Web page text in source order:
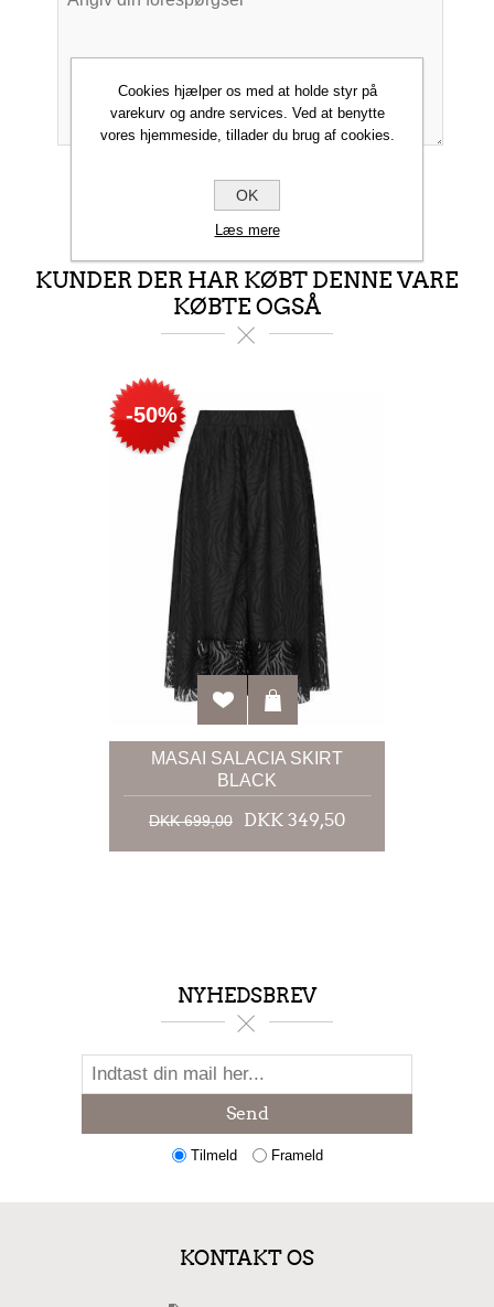
INDSEND
KUNDER DER HAR KØBT DENNE VARE
KØBTE OGSÅ
-50%
MASAI SALACIA SKIRT
BLACK
DKK 699,00 DKK 349,50
NYHEDSBREV
Send
Tilmeld Frameld
KONTAKT OS
Cookies hjælper os med at holde styr på
varekurv og andre services. Ved at benytte
vores hjemmeside, tillader du brug af cookies.
OK
Læs mere